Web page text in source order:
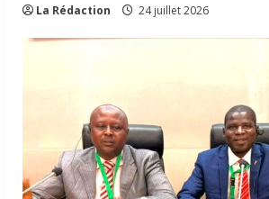
La Rédaction 24 juillet 2026